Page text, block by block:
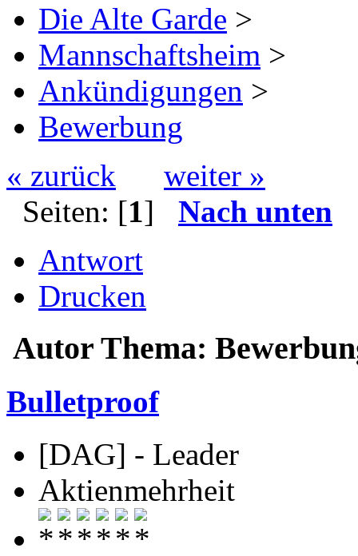
Die Alte Garde >
Mannschaftsheim >
Ankündigungen >
Bewerbung
« zurück
weiter »
Seiten: [1] Nach unten
Antwort
Drucken
Autor Thema:
Bulletproof
[DAG] - Leader
Aktienmehrheit